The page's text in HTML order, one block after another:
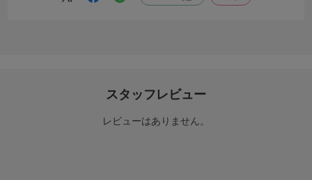
スタッフレビュー
レビューはありません。